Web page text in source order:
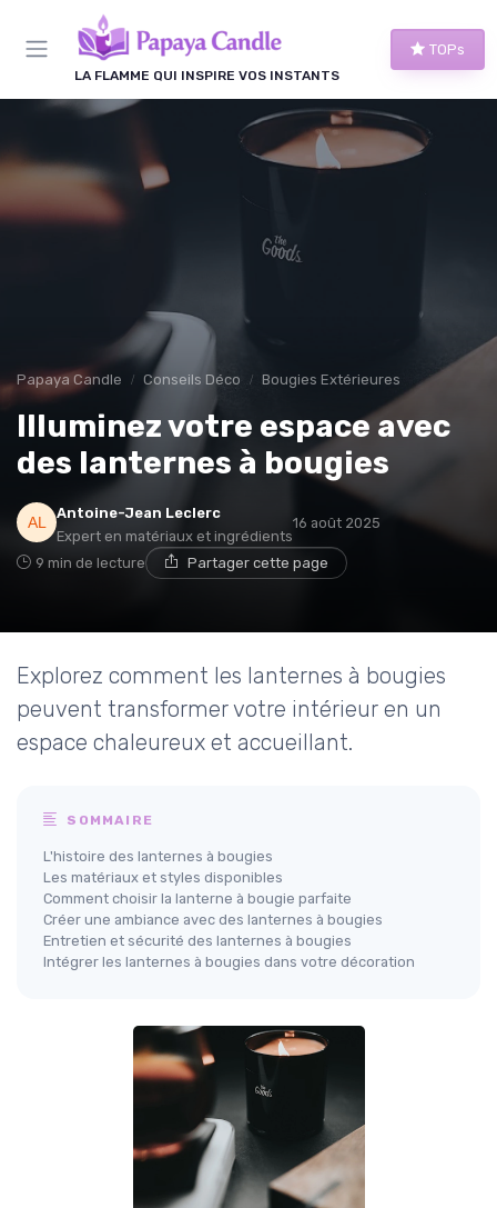
LA FLAMME QUI INSPIRE VOS INSTANTS
TOPs
Papaya Candle Conseils Déco Bougies Extérieures
Illuminez votre espace avec
des lanternes à bougies
Antoine-Jean Leclerc
Expert en matériaux et ingrédients
16 août 2025
9 min de lecture Partager cette page
Explorez comment les lanternes à bougies
peuvent transformer votre intérieur en un
espace chaleureux et accueillant.
SOMMAIRE
L'histoire des lanternes à bougies
Les matériaux et styles disponibles
Comment choisir la lanterne à bougie parfaite
Créer une ambiance avec des lanternes à bougies
Entretien et sécurité des lanternes à bougies
Intégrer les lanternes à bougies dans votre décoration
Panneau de gestion des cookies